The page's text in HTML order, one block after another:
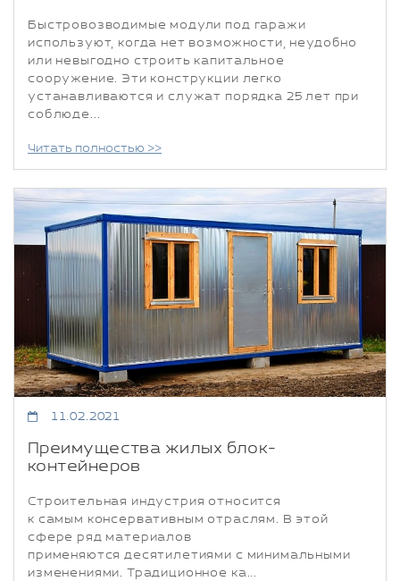
Быстровозводимые модули под гаражи
используют, когда нет возможности, неудобно
или невыгодно строить капитальное
сооружение. Эти конструкции легко
устанавливаются и служат порядка 25 лет при
соблюде...
Читать полностью >>
11.02.2021
Преимущества жилых блок-
контейнеров
Строительная индустрия относится
к самым консервативным отраслям. В этой
сфере ряд материалов
применяются десятилетиями с минимальными
изменениями. Традиционное ка...